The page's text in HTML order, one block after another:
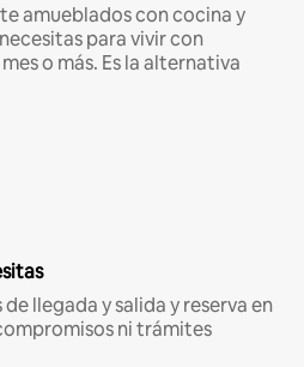
amueblados con cocina y
para vivir con
o más. Es la alternativa
llegada y salida y reserva en
ni trámites